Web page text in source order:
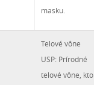
masku.
Telové vône
USP: Prírodné
telové vône, ktoré